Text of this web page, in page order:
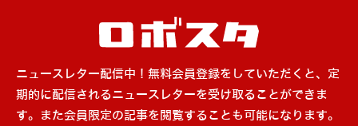
ニュースレター配信中！無料会員登録をしていただくと、定
期的に配信されるニュースレターを受け取ることができま
す。また会員限定の記事を閲覧することも可能になります。